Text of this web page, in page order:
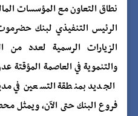
نطاق التعاون مع المؤسسات
الرئيس التنفيذي لبنك
الزيارات الرسمية لعدد من
والتنموية في العاصمة المؤقتة
الجديد بمنطقة التسعين في
فروع البنك حتى الآن، ويمثل